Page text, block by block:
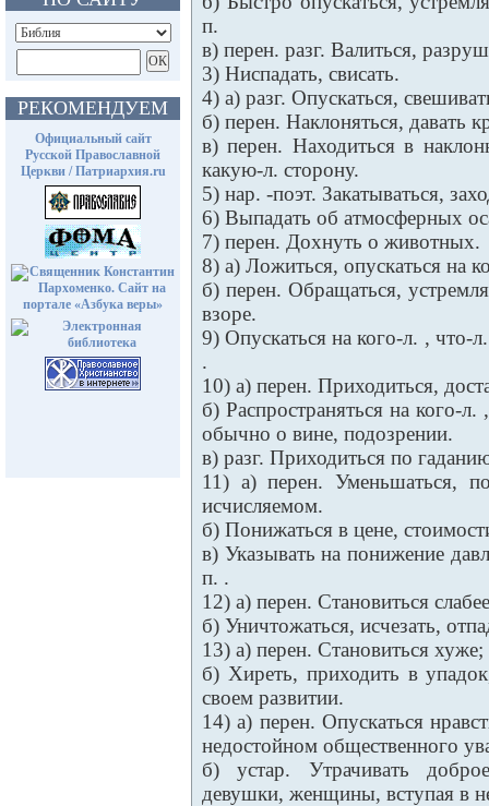
РЕКОМЕНДУЕМ
Официальный сайт
Русской Православной
Церкви / Патриархия.ru
п.
в) перен. разг. Валиться,
3) Ниспадать, свисать.
4) а) разг. Опускаться,
б) перен. Наклоняться, давать
в) перен. Находиться в
какую-л. сторону.
5) нар. -поэт. Закатываться,
6) Выпадать об атмосферных
7) перен. Дохнуть о животных.
8) а) Ложиться, опускаться на
б) перен. Обращаться,
взоре.
9) Опускаться на кого-л. , что-
.
10) а) перен. Приходиться,
б) Распространяться на кого-
обычно о вине, подозрении.
в) разг. Приходиться по
11) а) перен. Уменьшаться,
исчисляемом.
б) Понижаться в цене,
в) Указывать на понижение
п. .
12) а) перен. Становиться
б) Уничтожаться, исчезать,
13) а) перен. Становиться
б) Хиреть, приходить в
своем развитии.
14) а) перен. Опускаться
недостойном общественного
б) устар. Утрачивать
девушки, женщины, вступая в